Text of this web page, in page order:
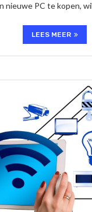
nieuwe PC te kopen,
LEES MEER